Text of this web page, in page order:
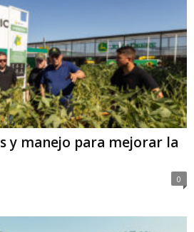
y manejo para mejorar la
0